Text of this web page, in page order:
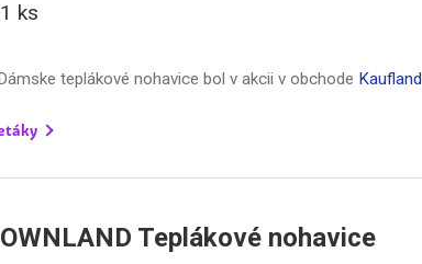
ks
teplákové nohavice bol v akcii v obchode Kaufland
Teplákové nohavice